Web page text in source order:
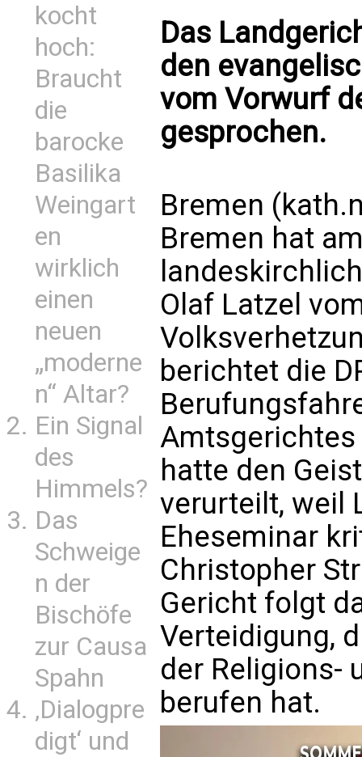
kocht
hoch:
Braucht
die
barocke
Basilika
Weingart
en
wirklich
einen
neuen
„moderne
n“ Altar?
Ein Signal
des
Himmels?
Das
Schweige
n der
Bischöfe
zur Causa
Spahn
‚Dialogpre
digt‘ und
Das
den
vom Vorwurf
gesprochen.
Bremen
Bremen hat
Olaf Latzel
berichtet die
Amtsgerichtes
hatte den
verurteilt, weil
Eheseminar
Christopher
Gericht folgt
Verteidigung,
der Religions-
berufen hat.